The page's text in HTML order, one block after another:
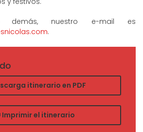
nuestro e-mail es
.
itinerario en PDF
Imprimir el itinerario